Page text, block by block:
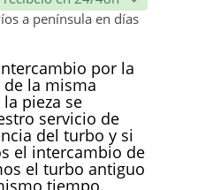
a península en días
por la
la misma
pieza se
servicio de
del turbo y si
el intercambio de
el turbo antiguo
tiempo.